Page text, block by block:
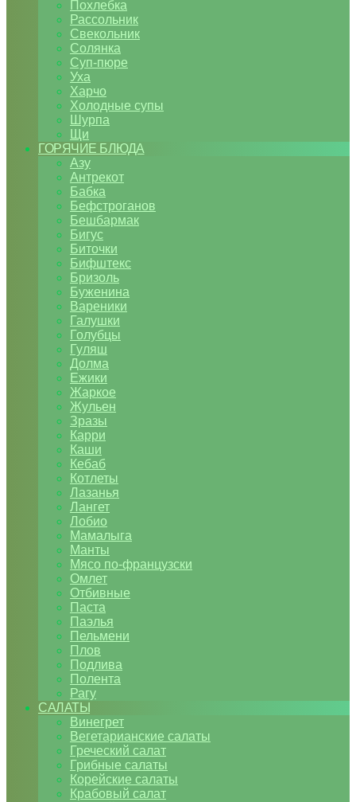
Похлебка
Рассольник
Свекольник
Солянка
Суп-пюре
Уха
Харчо
Холодные супы
Шурпа
Щи
ГОРЯЧИЕ БЛЮДА
Азу
Антрекот
Бабка
Бефстроганов
Бешбармак
Бигус
Биточки
Бифштекс
Бризоль
Буженина
Вареники
Галушки
Голубцы
Гуляш
Долма
Ежики
Жаркое
Жульен
Зразы
Карри
Каши
Кебаб
Котлеты
Лазанья
Лангет
Лобио
Мамалыга
Манты
Мясо по-французски
Омлет
Отбивные
Паста
Паэлья
Пельмени
Плов
Подлива
Полента
Рагу
САЛАТЫ
Винегрет
Вегетарианские салаты
Греческий салат
Грибные салаты
Корейские салаты
Крабовый салат